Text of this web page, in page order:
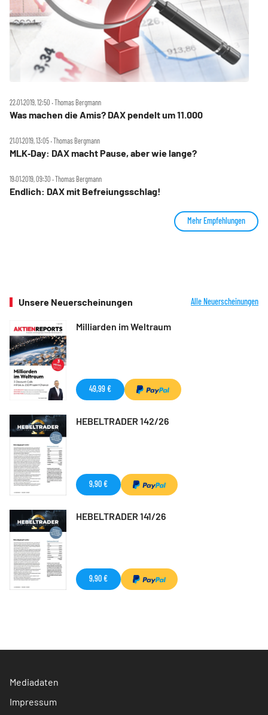
22.01.2019, 12:50 ‧ Thomas Bergmann
Was machen die Amis? DAX pendelt um 11.000
21.01.2019, 13:05 ‧ Thomas Bergmann
MLK‑Day: DAX macht Pause, aber wie lange?
19.01.2019, 09:30 ‧ Thomas Bergmann
Endlich: DAX mit Befreiungsschlag!
Mehr Empfehlungen
Unsere Neuerscheinungen Alle Neuerscheinungen
Milliarden im Weltraum
49,99 €
HEBELTRADER 142/26
9,90 €
HEBELTRADER 141/26
9,90 €
Mediadaten
Impressum